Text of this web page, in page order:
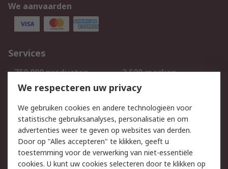
We aanvaarden
Services
750.000 producten
2.500 merken
Bestellen
Inkoopoplossingen
Track & Trace
Wettelijk
Cookiebeleid
Email veiligheid
We respecteren uw privacy
We gebruiken cookies en andere technologieën voor
statistische gebruiksanalyses, personalisatie en om
advertenties weer te geven op websites van derden.
Door op "Alles accepteren" te klikken, geeft u
toestemming voor de verwerking van niet-essentiële
cookies. U kunt uw cookies selecteren door te klikken op